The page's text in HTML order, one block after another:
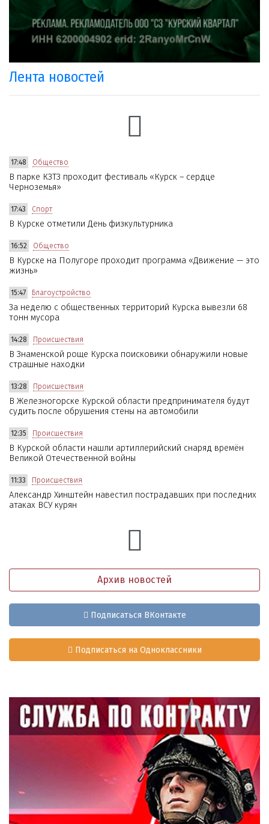
Лента новостей
17:48 Общество
В парке КЗТЗ проходит фестиваль «Курск – сердце
Черноземья»
17:43 Спорт
В Курске отметили День физкультурника
16:52 Общество
В Курске на Полугоре проходит программа «Движение — это
жизнь»
15:47 Благоустройство
За неделю с общественных территорий Курска вывезли 68
тонн мусора
14:28 Происшествия
В Знаменской роще Курска поисковики обнаружили новые
страшные находки
13:28 Происшествия
В Железногорске Курской области предпринимателя будут
судить после обрушения стены на автомобили
12:35 Происшествия
В Курской области нашли артиллерийский снаряд времён
Великой Отечественной войны
11:33 Происшествия
Александр Хинштейн навестил пострадавших при последних
атаках ВСУ курян
Архив новостей
Подписаться ВКонтакте
Подписаться на Одноклассники